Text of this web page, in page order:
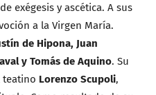
exégesis y ascética. A sus
a la Virgen María.
de Hipona, Juan
y Tomás de Aquino. Su
teatino Lorenzo Scupoli,